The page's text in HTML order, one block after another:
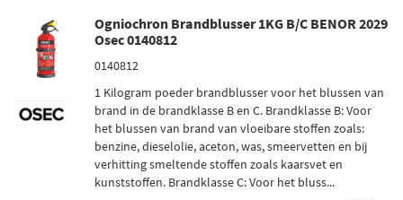
Ogniochron Brandblusser 1KG B/C BENOR 2029
Osec 0140812
0140812
1 Kilogram poeder brandblusser voor het blussen van
brand in de brandklasse B en C. Brandklasse B: Voor
het blussen van brand van vloeibare stoffen zoals:
benzine, dieselolie, aceton, was, smeervetten en bij
verhitting smeltende stoffen zoals kaarsvet en
kunststoffen. Brandklasse C: Voor het bluss...